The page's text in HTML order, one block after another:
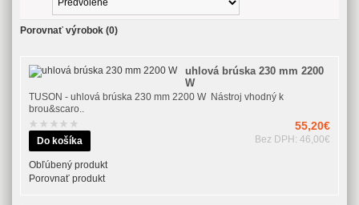
Porovnať výrobok (0)
uhlová brúska 230 mm 2200
W
TUSON - uhlová brúska 230 mm 2200 W Nástroj vhodný k
brou&scaro..
55,20€
Bez DPH: 46,00€
Obľúbený produkt
Porovnať produkt